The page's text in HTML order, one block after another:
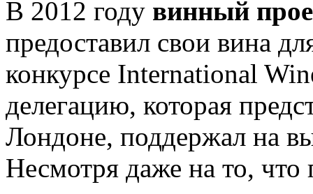
В 2012 году винный
предоставил свои вина
конкурсе International
делегацию, которая
Лондоне, поддержал на
Несмотря даже на то,